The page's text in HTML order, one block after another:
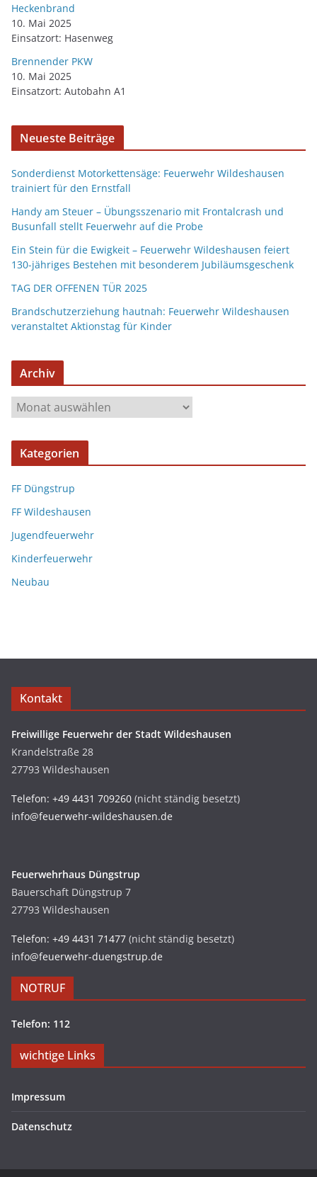
Heckenbrand
10. Mai 2025
Einsatzort: Hasenweg
Brennender PKW
10. Mai 2025
Einsatzort: Autobahn A1
Neueste Beiträge
Sonderdienst Motorkettensäge: Feuerwehr Wildeshausen
trainiert für den Ernstfall
Handy am Steuer – Übungsszenario mit Frontalcrash und
Busunfall stellt Feuerwehr auf die Probe
Ein Stein für die Ewigkeit – Feuerwehr Wildeshausen feiert
130-jähriges Bestehen mit besonderem Jubiläumsgeschenk
TAG DER OFFENEN TÜR 2025
Brandschutzerziehung hautnah: Feuerwehr Wildeshausen
veranstaltet Aktionstag für Kinder
Archiv
Kategorien
FF Düngstrup
FF Wildeshausen
Jugendfeuerwehr
Kinderfeuerwehr
Neubau
Kontakt
Freiwillige Feuerwehr der Stadt Wildeshausen
Krandelstraße 28
27793 Wildeshausen
Telefon: +49 4431 709260 (nicht ständig besetzt)
info@feuerwehr-wildeshausen.de
Feuerwehrhaus Düngstrup
Bauerschaft Düngstrup 7
27793 Wildeshausen
Telefon: +49 4431 71477 (nicht ständig besetzt)
info@feuerwehr-duengstrup.de
NOTRUF
Telefon: 112
wichtige Links
Impressum
Datenschutz